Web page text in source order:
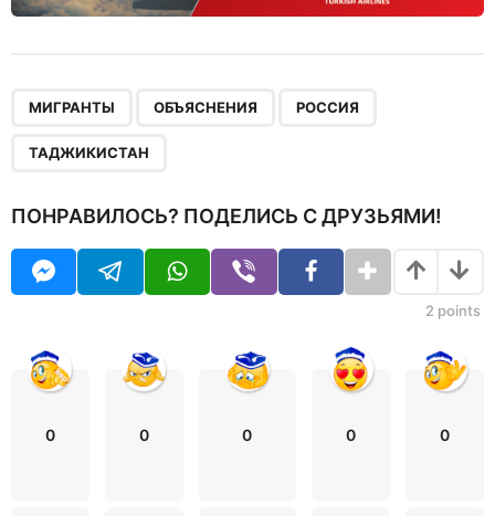
МИГРАНТЫ ОБЪЯСНЕНИЯ РОССИЯ
ТАДЖИКИСТАН
ПОНРАВИЛОСЬ? ПОДЕЛИСЬ С ДРУЗЬЯМИ!
2 points
0 0 0 0 0